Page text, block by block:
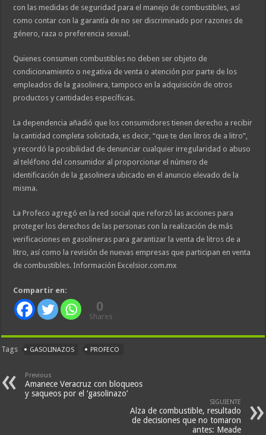
con las medidas de seguridad para el manejo de combustibles, así
como contar con la garantía de no ser discriminado por razones de
género, raza o preferencia sexual.
Quienes consumen combustibles no deben ser objeto de
condicionamiento o negativa de venta o atención por parte de los
empleados de la gasolinera, tampoco en la adquisición de otros
productos y cantidades específicas.
La dependencia añadió que los consumidores tienen derecho a recibir
la cantidad completa solicitada, es decir, “que te den litros de a litro”,
y recordó la posibilidad de denunciar cualquier irregularidad o abuso
al teléfono del consumidor al proporcionar el número de
identificación de la gasolinera ubicado en el anuncio elevado de la
misma.
La Profeco agregó en la red social que reforzó las acciones para
proteger los derechos de las personas con la realización de más
verificaciones en gasolineras para garantizar la venta de litros de a
litro, así como la revisión de nuevas empresas que participan en venta
de combustibles. Información Excelsior.com.mx
Compartir en:
0
Shares
Tags GASOLINAZOS PROFECO
Previous
Amanece Veracruz con bloqueos
y saqueos por el ‘gasolinazo’
SIGUIENTE
Alza de combustible, resultado
de decisiones que no tomaron
antes: Meade